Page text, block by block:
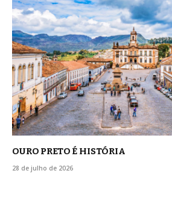
OURO PRETO É HISTÓRIA
28 de julho de 2026